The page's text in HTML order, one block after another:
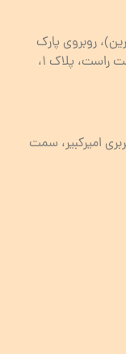
روبروی پارک
خلدبرین ،نبش کوچه ۱۴، اولین ساختمان سمت راست، پلاک 1،
مسافربری امیرکبیر، سمت